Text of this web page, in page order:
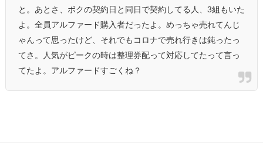
と。あとさ、ボクの契約日と同日で契約してる人、3組もいた
よ。全員アルファード購入者だったよ。めっちゃ売れてんじ
ゃんって思ったけど、それでもコロナで売れ行きは鈍ったっ
てさ。人気がピークの時は整理券配って対応してたって言っ
てたよ。アルファードすごくね？